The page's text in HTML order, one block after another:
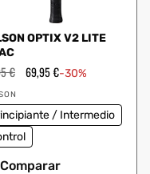
OPTIX V2 LITE
€ Prezzo
scontato
69,95 €-30%
/ Intermedio
Comparar